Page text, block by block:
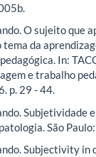
O sujeito que
da
In:
e trabalho
p. 29 - 44.
Subjetividade
São
Subjectivity in